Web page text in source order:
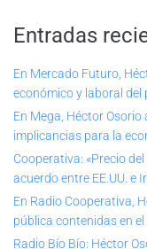
Entradas
En Mercado Futuro,
económico y laboral del
En Mega, Héctor Osorio
implicancias para la
Cooperativa: «Precio
acuerdo entre EE.UU. e
En Radio Cooperativa,
pública contenidas en
Radio Bío Bío: Héctor